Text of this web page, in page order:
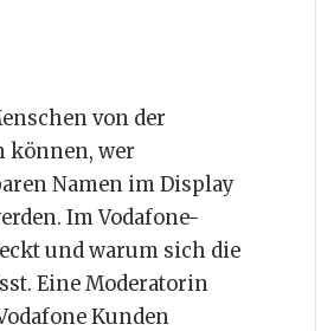
von der
können, wer
Namen im Display
Im Vodafone-
und warum sich die
Eine Moderatorin
Kunden